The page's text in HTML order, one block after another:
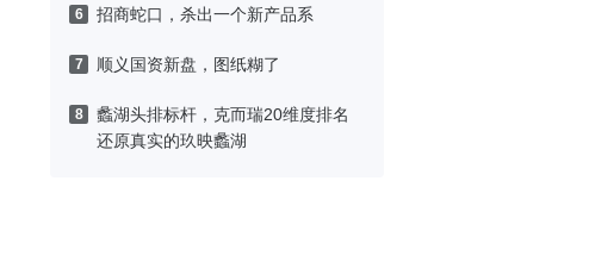
6 招商蛇口，杀出一个新产品系
7 顺义国资新盘，图纸糊了
8
蠡湖头排标杆，克而瑞20维度排名
还原真实的玖映蠡湖